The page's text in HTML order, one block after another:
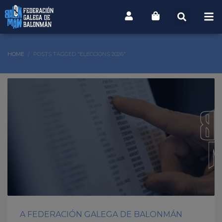
HOME POSTS TAGGED "ELECCIÓNS 2026"
A FEDERACIÓN GALEGA DE BALONMÁN